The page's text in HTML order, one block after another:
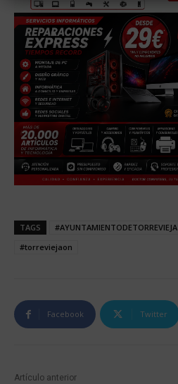
TAGS #AYUNTAMIENTODETORREVIEJA
#torreviejaon
Facebook Twitter
Artículo anterior